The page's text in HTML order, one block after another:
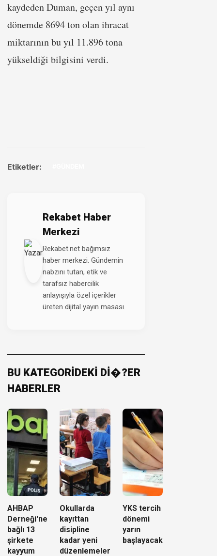
kaydeden Duman, geçen yıl aynı
dönemde 8694 ton olan ihracat
miktarının bu yıl 11.896 tona
yükseldiği bilgisini verdi.
Etiketler:
Rekabet Haber
Merkezi
Rekabet.net bağımsız
haber merkezi. Gündemin
nabzını tutan, etik ve
tarafsız habercilik
anlayışıyla özel içerikler
üreten dijital yayın masası.
BU KATEGORİDEKİ Dİ�?ER
HABERLER
AHBAP
Derneği'ne
bağlı 13
şirkete
kayyum
Okullarda
kayıttan
disipline
kadar yeni
düzenlemeler
YKS tercih
dönemi
yarın
başlayacak